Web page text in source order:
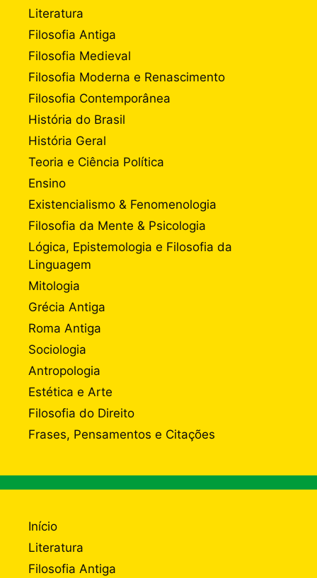
Literatura
Filosofia Antiga
Filosofia Medieval
Filosofia Moderna e Renascimento
Filosofia Contemporânea
História do Brasil
História Geral
Teoria e Ciência Política
Ensino
Existencialismo & Fenomenologia
Filosofia da Mente & Psicologia
Lógica, Epistemologia e Filosofia da
Linguagem
Mitologia
Grécia Antiga
Roma Antiga
Sociologia
Antropologia
Estética e Arte
Filosofia do Direito
Frases, Pensamentos e Citações
Início
Literatura
Filosofia Antiga